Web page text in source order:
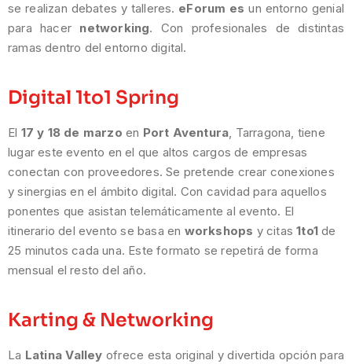
se realizan debates y talleres. eForum esun entorno genial
para hacer networking. Con profesionales de distintas
ramas dentro del entorno digital.
Digital 1to1 Spring
El 17 y 18 de marzo en Port Aventura, Tarragona, tiene
lugar este evento en el que altos cargos de empresas
conectan con proveedores. Se pretende crear conexiones
y sinergias en el ámbito digital. Con cavidad para aquellos
ponentes que asistan telemáticamente al evento. El
itinerario del evento se basa en workshops y citas1to1de
25 minutos cada una. Este formato se repetirá de forma
mensual el resto del año.
Karting & Networking
La Latina Valley ofrece esta original y divertida opción para